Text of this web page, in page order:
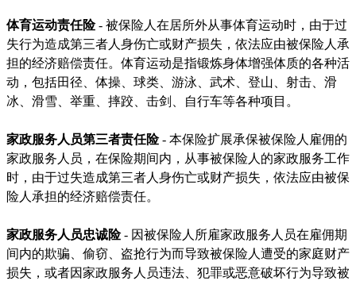
体育运动责任险- 被保险人在居所外从事体育运动时，由于过
失行为造成第三者人身伤亡或财产损失，依法应由被保险人承
担的经济赔偿责任。体育运动是指锻炼身体增强体质的各种活
动，包括田径、体操、球类、游泳、武术、登山、射击、滑
冰、滑雪、举重、摔跤、击剑、自行车等各种项目。
家政服务人员第三者责任险- 本保险扩展承保被保险人雇佣的
家政服务人员，在保险期间内，从事被保险人的家政服务工作
时，由于过失造成第三者人身伤亡或财产损失，依法应由被保
险人承担的经济赔偿责任。
家政服务人员忠诚险- 因被保险人所雇家政服务人员在雇佣期
间内的欺骗、偷窃、盗抢行为而导致被保险人遭受的家庭财产
损失，或者因家政服务人员违法、犯罪或恶意破坏行为导致被